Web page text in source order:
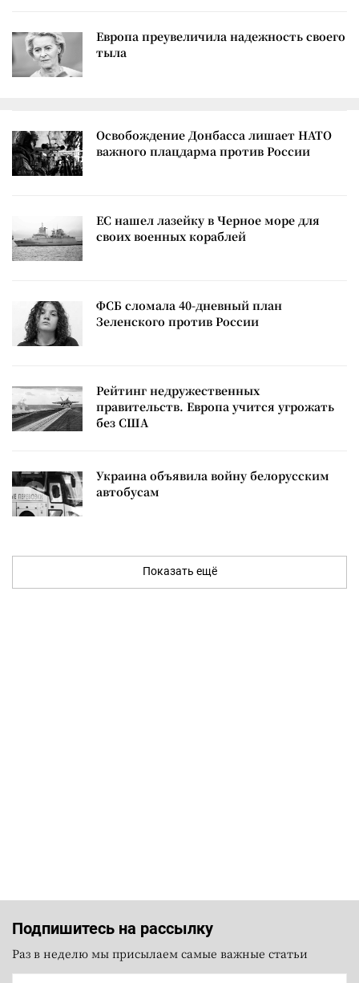
Европа преувеличила надежность своего
тыла
Освобождение Донбасса лишает НАТО
важного плацдарма против России
ЕС нашел лазейку в Черное море для
своих военных кораблей
ФСБ сломала 40-дневный план
Зеленского против России
Рейтинг недружественных
правительств. Европа учится угрожать
без США
Украина объявила войну белорусским
автобусам
Показать ещё
Подпишитесь на рассылку
Раз в неделю мы присылаем самые важные статьи